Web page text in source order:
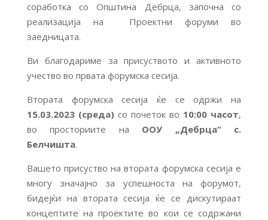
соработка со Општина Дебрца, започна со
реализација на Проектни форуми во
заедницата.
Ви благодариме за присуството и активното
учество во првата форумска сесија.
Втората форумска сесија ќе се одржи на
15.03.2023 (среда)со почеток во 10:00 часот,
во просториите на ООУ „Дебрца“ с.
Белчишта.
Вашето присуство на втората форумска сесија е
многу значајно за успешноста на форумот,
бидејќи на втората сесија ќе се дискутираат
концептите на проектите во кои се содржани